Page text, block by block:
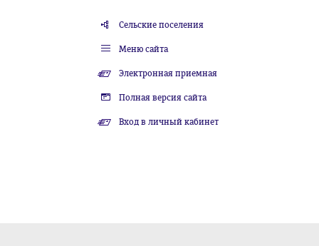
Сельские поселения
Меню сайта
Электронная приемная
Полная версия сайта
Вход в личный кабинет